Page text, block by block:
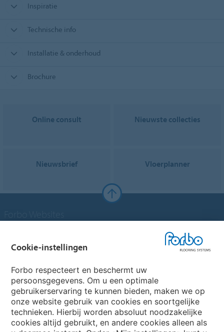
Inspiratie
Technische info
Installatie & onderhoud
Brochure
Online consult Nieuwste collecties
Nieuwsbrief Vloerplanner
Forbo Flooring Systems
Forbo Movement Systems
Cookie-instellingen
Forbo respecteert en beschermt uw
persoonsgegevens. Om u een optimale
gebruikerservaring te kunnen bieden, maken we op
onze website gebruik van cookies en soortgelijke
technieken. Hierbij worden absoluut noodzakelijke
cookies altijd gebruikt, en andere cookies alleen als